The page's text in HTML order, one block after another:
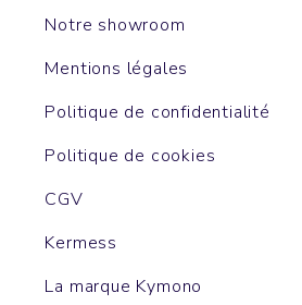
Notre showroom
Mentions légales
Politique de confidentialité
Politique de cookies
CGV
Kermess
La marque Kymono